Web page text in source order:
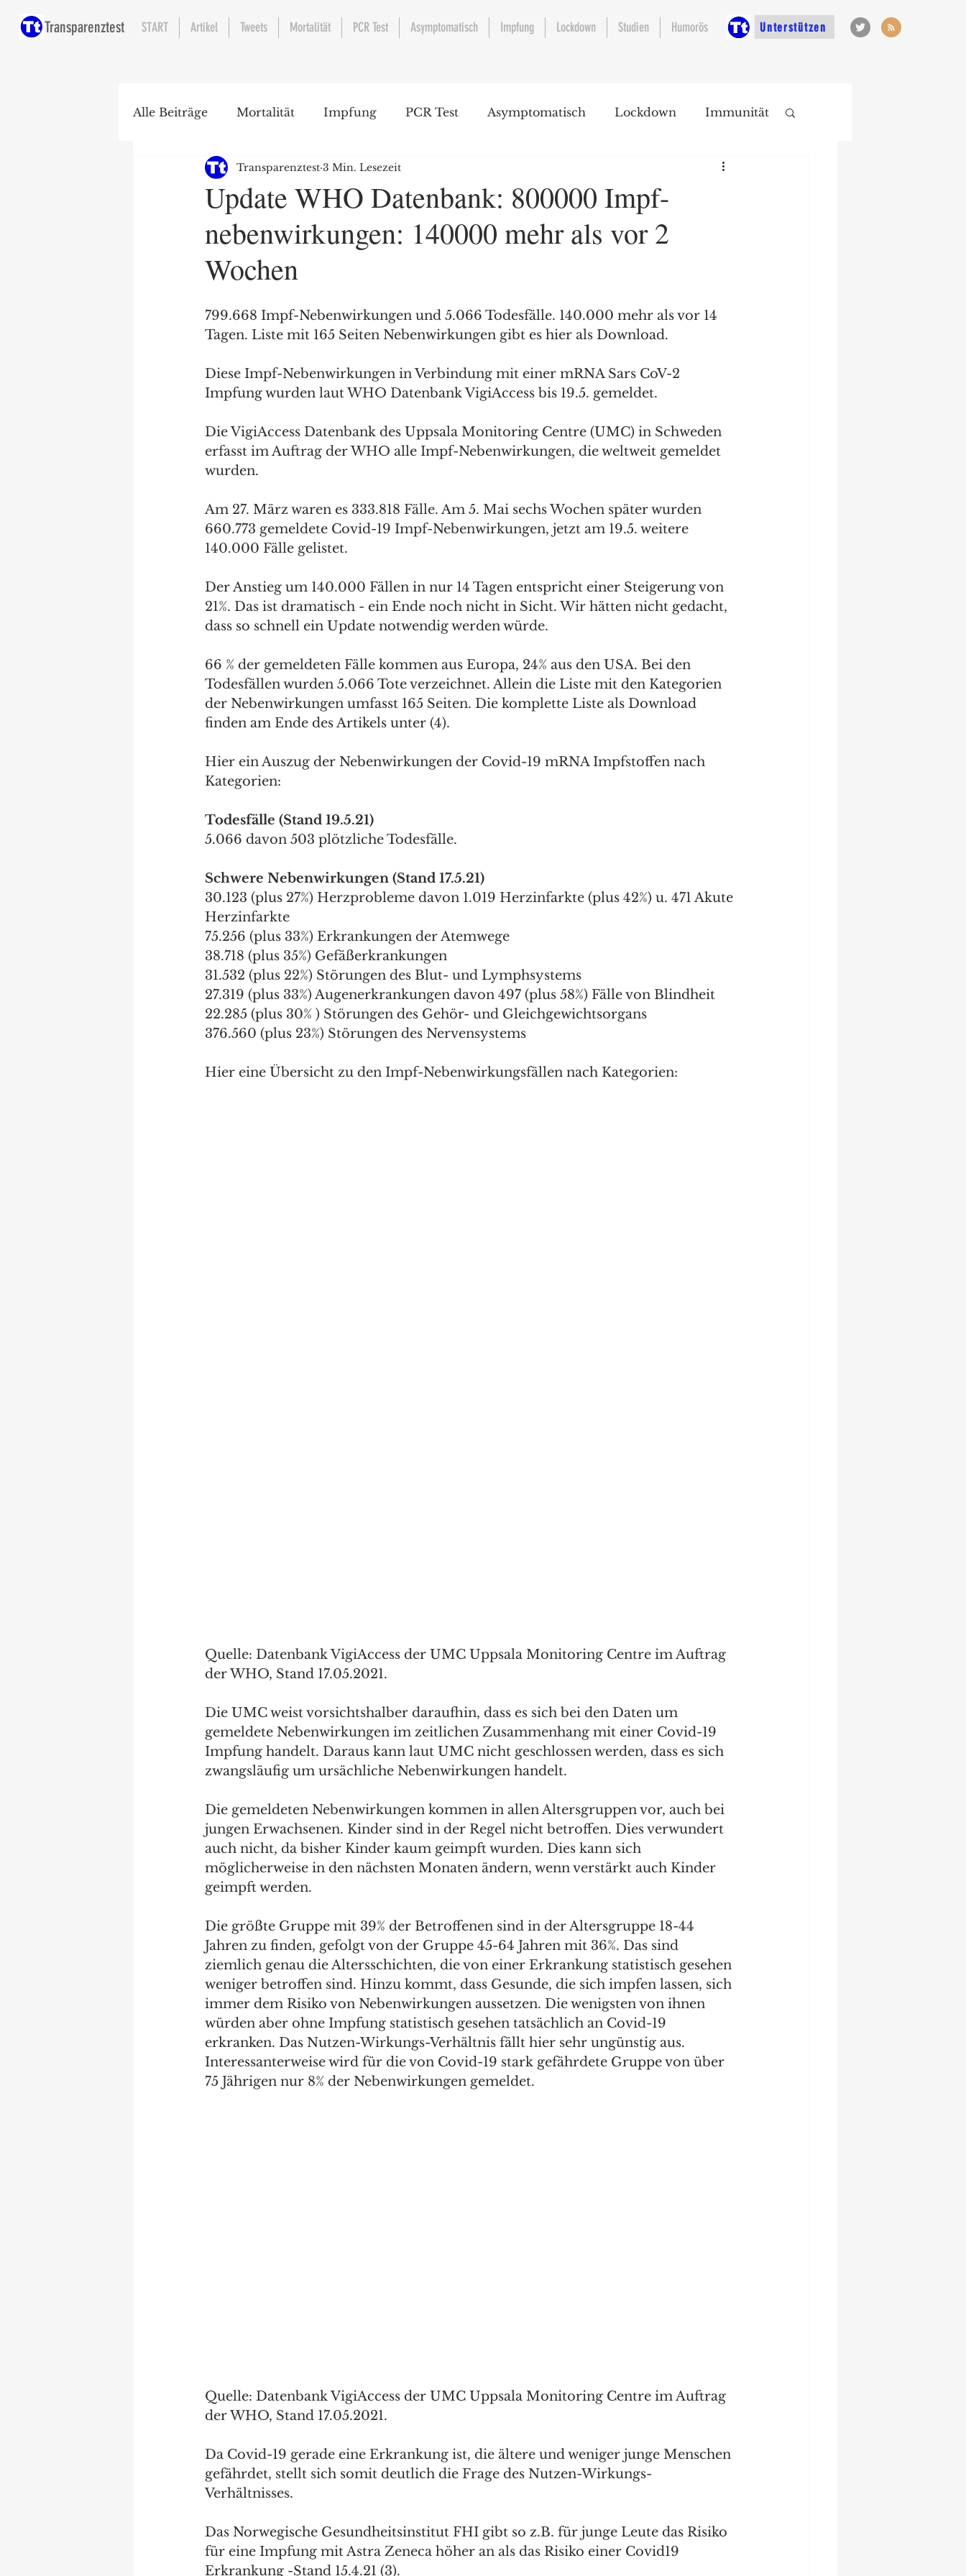
Transparenztest START Artikel Tweets Mortalität PCR Test Asymptomatisch Impfung Lockdown Studien Humorös Unterstützen
Alle Beiträge Mortalität Impfung PCR Test Asymptomatisch Lockdown Immunität
Krankenhaus
Update WHO Datenbank: 800000 Impf-
nebenwirkungen: 140000 mehr als vor 2
Wochen
Transparenztest 3 Min. Lesezeit
799.668 Impf-Nebenwirkungen und 5.066 Todesfälle. 140.000 mehr als vor 14
Tagen. Liste mit 165 Seiten Nebenwirkungen gibt es hier als Download.
Diese Impf-Nebenwirkungen in Verbindung mit einer mRNA Sars CoV-2
Impfung wurden laut WHO Datenbank VigiAccess bis 19.5. gemeldet.
Die VigiAccess Datenbank des Uppsala Monitoring Centre (UMC) in Schweden
erfasst im Auftrag der WHO alle Impf-Nebenwirkungen, die weltweit gemeldet
wurden.
Am 27. März waren es 333.818 Fälle. Am 5. Mai sechs Wochen später wurden
660.773 gemeldete Covid-19 Impf-Nebenwirkungen, jetzt am 19.5. weitere
140.000 Fälle gelistet.
Der Anstieg um 140.000 Fällen in nur 14 Tagen entspricht einer Steigerung von
21%. Das ist dramatisch - ein Ende noch nicht in Sicht. Wir hätten nicht gedacht,
dass so schnell ein Update notwendig werden würde.
66 % der gemeldeten Fälle kommen aus Europa, 24% aus den USA. Bei den
Todesfällen wurden 5.066 Tote verzeichnet. Allein die Liste mit den Kategorien
der Nebenwirkungen umfasst 165 Seiten. Die komplette Liste als Download
finden am Ende des Artikels unter (4).
Hier ein Auszug der Nebenwirkungen der Covid-19 mRNA Impfstoffen nach
Kategorien:
Todesfälle (Stand 19.5.21)
5.066 davon 503 plötzliche Todesfälle.
Schwere Nebenwirkungen (Stand 17.5.21)
30.123 (plus 27%) Herzprobleme davon 1.019 Herzinfarkte (plus 42%) u. 471 Akute
Herzinfarkte
75.256 (plus 33%) Erkrankungen der Atemwege
38.718 (plus 35%) Gefäßerkrankungen
31.532 (plus 22%) Störungen des Blut- und Lymphsystems
27.319 (plus 33%) Augenerkrankungen davon 497 (plus 58%) Fälle von Blindheit
22.285 (plus 30% ) Störungen des Gehör- und Gleichgewichtsorgans
376.560 (plus 23%) Störungen des Nervensystems
Hier eine Übersicht zu den Impf-Nebenwirkungsfällen nach Kategorien:
Quelle: Datenbank VigiAccess der UMC Uppsala Monitoring Centre im Auftrag
der WHO, Stand 17.05.2021.
Die UMC weist vorsichtshalber daraufhin, dass es sich bei den Daten um
gemeldete Nebenwirkungen im zeitlichen Zusammenhang mit einer Covid-19
Impfung handelt. Daraus kann laut UMC nicht geschlossen werden, dass es sich
zwangsläufig um ursächliche Nebenwirkungen handelt.
Die gemeldeten Nebenwirkungen kommen in allen Altersgruppen vor, auch bei
jungen Erwachsenen. Kinder sind in der Regel nicht betroffen. Dies verwundert
auch nicht, da bisher Kinder kaum geimpft wurden. Dies kann sich
möglicherweise in den nächsten Monaten ändern, wenn verstärkt auch Kinder
geimpft werden.
Die größte Gruppe mit 39% der Betroffenen sind in der Altersgruppe 18-44
Jahren zu finden, gefolgt von der Gruppe 45-64 Jahren mit 36%. Das sind
ziemlich genau die Altersschichten, die von einer Erkrankung statistisch gesehen
weniger betroffen sind. Hinzu kommt, dass Gesunde, die sich impfen lassen, sich
immer dem Risiko von Nebenwirkungen aussetzen. Die wenigsten von ihnen
würden aber ohne Impfung statistisch gesehen tatsächlich an Covid-19
erkranken. Das Nutzen-Wirkungs-Verhältnis fällt hier sehr ungünstig aus.
Interessanterweise wird für die von Covid-19 stark gefährdete Gruppe von über
75 Jährigen nur 8% der Nebenwirkungen gemeldet.
Quelle: Datenbank VigiAccess der UMC Uppsala Monitoring Centre im Auftrag
der WHO, Stand 17.05.2021.
Da Covid-19 gerade eine Erkrankung ist, die ältere und weniger junge Menschen
gefährdet, stellt sich somit deutlich die Frage des Nutzen-Wirkungs-
Verhältnisses.
Das Norwegische Gesundheitsinstitut FHI gibt so z.B. für junge Leute das Risiko
für eine Impfung mit Astra Zeneca höher an als das Risiko einer Covid19
Erkrankung -Stand 15.4.21 (3).